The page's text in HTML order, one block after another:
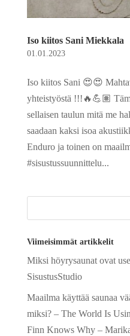
Iso kiitos Sani Miekkala
01.01.2023
Iso kiitos Sani 😍😍
yhteistyöstä !!!🔥💪🏽
sellaisen taulun mitä me
saadaan kaksi isoa
Enduro ja toinen on
#sisustussuunnittelu...
Viimeisimmät artikkelit
Miksi höyrysaunat ovat
SisustusStudio
Maailma käyttää saunaa
miksi? – The World Is
Finn Knows Why –